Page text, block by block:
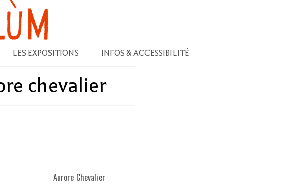
LES EXPOSITIONS INFOS & ACCESSIBILITÉ
chevalier
Aurore Chevalier